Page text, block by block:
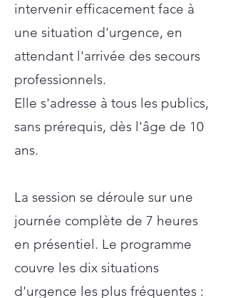
intervenir efficacement face à
une situation d'urgence, en
attendant l'arrivée des secours
professionnels.
Elle s'adresse à tous les publics,
sans prérequis, dès l'âge de 10
ans.
La session se déroule sur une
journée complète de 7 heures
en présentiel. Le programme
couvre les dix situations
d'urgence les plus fréquentes :